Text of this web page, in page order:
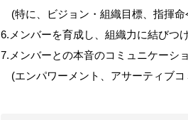
(特に、ビジョン・組織目標、指揮命
6. メンバーを育成し、組織力に結びつ
7. メンバーとの本音のコミュニケーシ
(エンパワーメント、アサーティブ